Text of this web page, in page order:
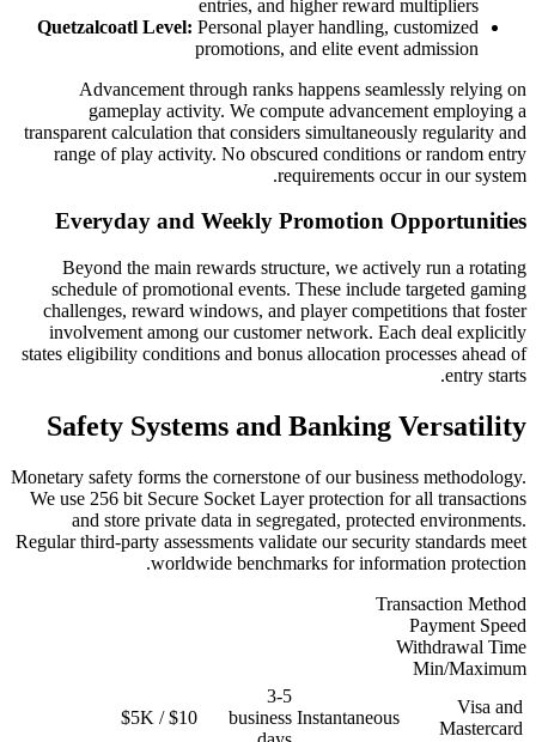
Quetzalcoatl
gameplay
transparent
range of play
Everyday
Beyond the
schedule of
challenges,
involvement
states eligibility
Safety
Monetary safety
We use 256 bit
and store
Regular third-party